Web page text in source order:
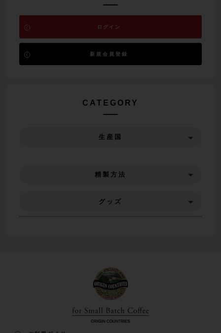
ログイン
新規会員登録
CATEGORY
生産国
精製方法
グッズ